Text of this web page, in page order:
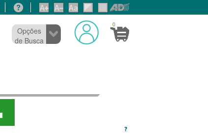
0
Opções
de Busca